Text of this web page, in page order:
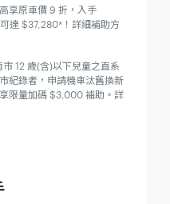
享原車價 9 折，入手
達 $37,280*！詳細補助方
12 歲(含)以下兒童之直系
紀錄者，申請機車汰舊換新
限量加碼 $3,000 補助。詳